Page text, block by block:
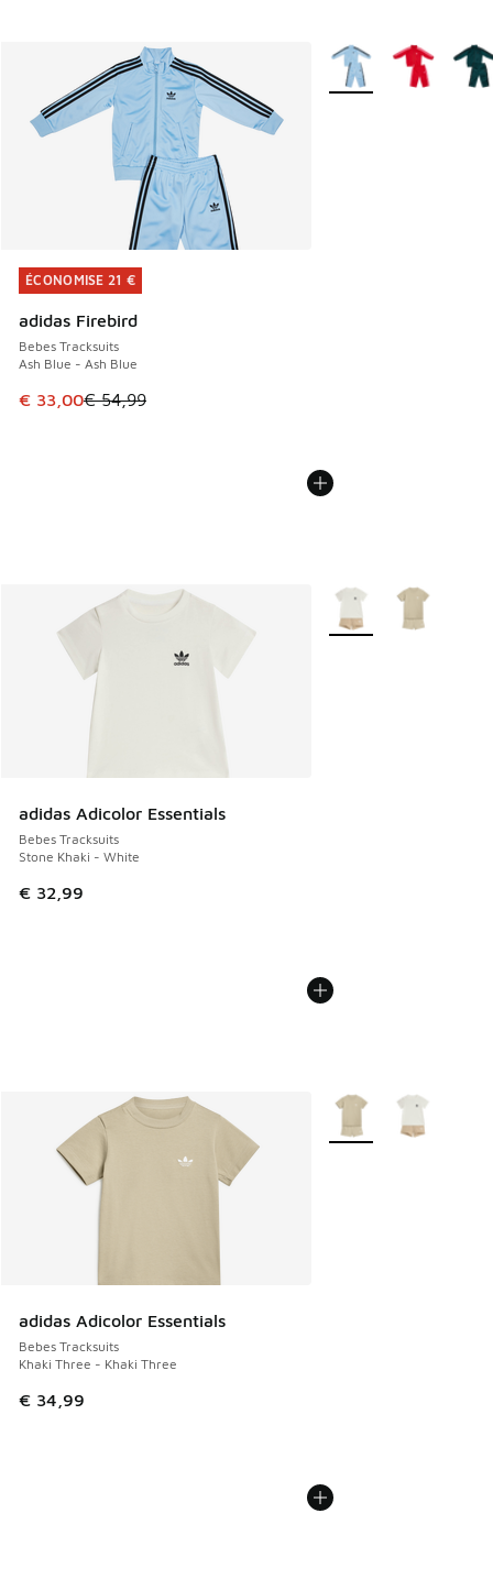
ÉCONOMISE 21 €
adidas Firebird
Bebes Tracksuits
Ash Blue - Ash Blue
Cet article est en promotion. Prix en baisse de € 54,99 à
€ 33,00€ 54,99
ÉCONOMISE 21 €
Plus de couleurs
adidas Adicolor Essentials
Bebes Tracksuits
Stone Khaki - White
€ 32,99
Plus de couleurs
adidas Adicolor Essentials
Bebes Tracksuits
Khaki Three - Khaki Three
€ 34,99
Plus de couleurs